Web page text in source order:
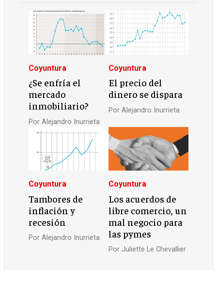
Coyuntura
¿Se enfría el
mercado
inmobiliario?
PorAlejandro Inurrieta
Coyuntura
El precio del
dinero se dispara
Por Alejandro Inurrieta
Coyuntura
Tambores de
inflación y
recesión
PorAlejandro Inurrieta
Coyuntura
Los acuerdos de
libre comercio, un
mal negocio para
las pymes
Por Juliette Le Chevallier